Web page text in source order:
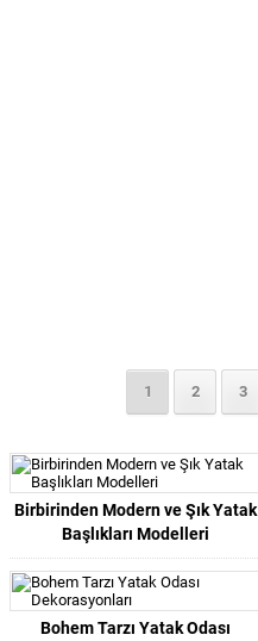
1 2 3
Birbirinden Modern ve Şık Yatak
Başlıkları Modelleri
Bohem Tarzı Yatak Odası